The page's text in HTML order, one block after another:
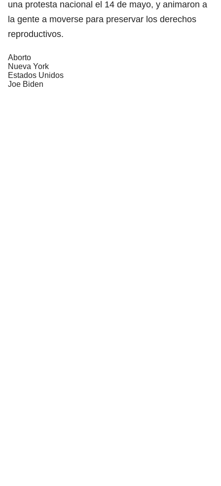
una protesta nacional el 14 de mayo, y animaron a
la gente a moverse para preservar los derechos
reproductivos.
Aborto
Nueva York
Estados Unidos
Joe Biden